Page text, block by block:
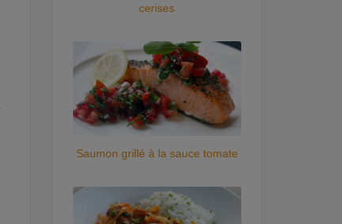
cerises
Saumon grillé à la sauce tomate